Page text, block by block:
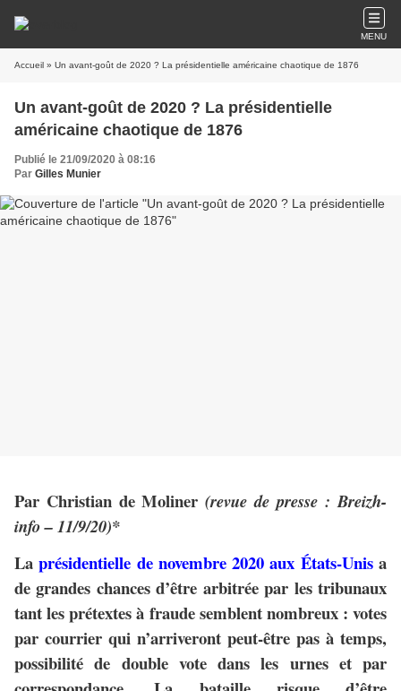
MENU
Accueil » Un avant-goût de 2020 ? La présidentielle américaine chaotique de 1876
Un avant-goût de 2020 ? La présidentielle
américaine chaotique de 1876
Publié le 21/09/2020 à 08:16
Par Gilles Munier
Par Christian de Moliner (revue de presse : Breizh-
info – 11/9/20)*
Laprésidentielle de novembre 2020 aux États-Unisa
de grandes chances d’être arbitrée par les tribunaux
tant les prétextes à fraude semblent nombreux : votes
par courrier qui n’arriveront peut-être pas à temps,
possibilité de double vote dans les urnes et par